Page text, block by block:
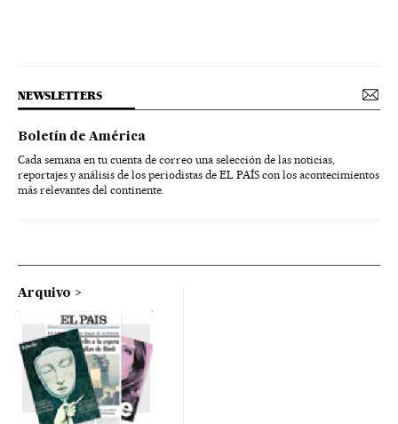
NEWSLETTERS
Boletín de América
Cada semana en tu cuenta de correo una selección de las noticias,
reportajes y análisis de los periodistas de EL PAÍS con los acontecimientos
más relevantes del continente.
Arquivo